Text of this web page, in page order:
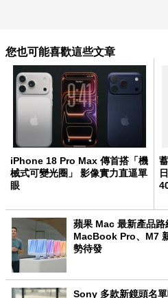
您也可能喜歡這些文章
iPhone 18 Pro Max 傳首搭「機
械式可變光圈」 影像實力直逼單
眼
蘋果 Mac 最新產品
MacBook Pro、M7
勢待發
Sony 多款新鏡頭名